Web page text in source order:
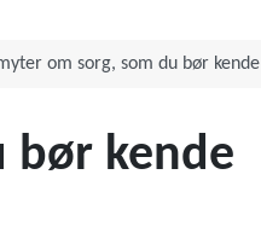
om sorg, som du bør kende
bør kende